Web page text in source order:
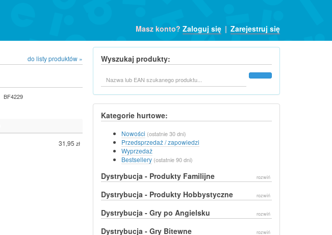
Masz konto? Zaloguj się | Zarejestruj się
do listy produktów »
BF4229
31,95 zł
Wyszukaj produkty:
Kategorie hurtowe:
Nowości (ostatnie 30 dni)
Przedsprzedaż / zapowiedzi
Wyprzedaż
Bestsellery (ostatnie 90 dni)
Dystrybucja - Produkty Familijne rozwiń
Dystrybucja - Produkty Hobbystyczne rozwiń
Dystrybucja - Gry po Angielsku rozwiń
Dystrybucja - Gry Bitewne rozwiń